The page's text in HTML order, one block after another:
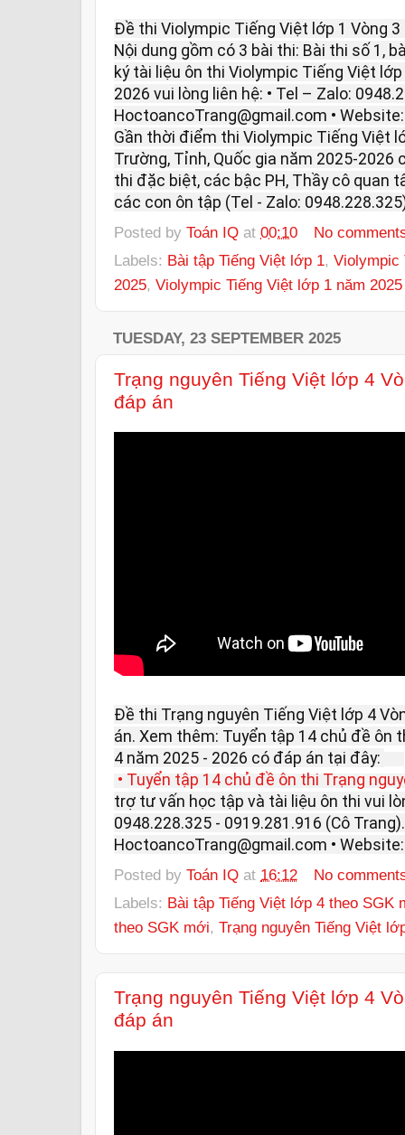
Đề thi Violympic Tiếng Việt lớp 1 Vòng
Nội dung gồm có 3 bài thi: Bài thi số 1,
ký tài liệu ôn thi Violympic Tiếng Việt
2026 vui lòng liên hệ: • Tel – Zalo:
HoctoancoTrang@gmail.com •
Gần thời điểm thi Violympic Tiếng Việt
Trường, Tỉnh, Quốc gia năm 2025-2026
thi đặc biệt, các bậc PH, Thầy cô quan
các con ôn tập (Tel - Zalo:
Posted by Toán IQ at 00:10
No
Labels: Bài tập Tiếng Việt lớp 1, Violympic
2025, Violympic Tiếng Việt lớp 1 năm
TUESDAY, 23 SEPTEMBER 2025
Trạng nguyên Tiếng Việt lớp 4
đáp án
Đề thi Trạng nguyên Tiếng Việt lớp 4
án. Xem thêm: Tuyển tập 14 chủ đề ôn
4 năm 2025 - 2026 có đáp án tại đây:
• Tuyển tập 14 chủ đề ôn thi Trạng
trợ tư vấn học tập và tài liệu ôn thi vui
0948.228.325 - 0919.281.916 (Cô
HoctoancoTrang@gmail.com •
Posted by Toán IQ at 16:12
No
Labels: Bài tập Tiếng Việt lớp 4 theo SGK
theo SGK mới, Trạng nguyên Tiếng Việt
Trạng nguyên Tiếng Việt lớp 4
đáp án